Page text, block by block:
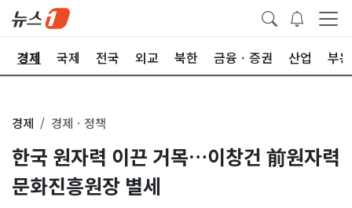
경제 국제 전국 외교 북한 금융ㆍ증권 산업 부
경제 경제ㆍ정책
한국 원자력 이끈 거목…이창건 前원자력
문화진흥원장 별세